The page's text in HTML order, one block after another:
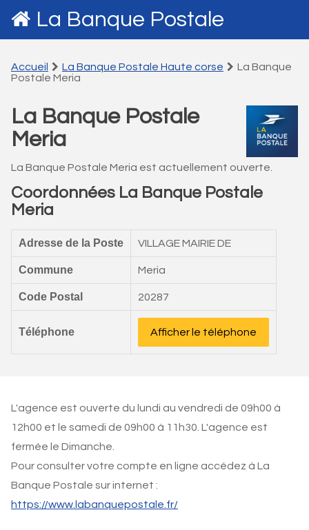
La Banque Postale
Accueil La Banque Postale Haute corse
La Banque
Postale Meria
La Banque Postale
Meria
La Banque Postale Meria est actuellement ouverte.
Coordonnées La Banque Postale
Meria
Adresse de la Poste VILLAGE MAIRIE DE
Commune Meria
Code Postal 20287
Téléphone Afficher le téléphone
L'agence est ouverte du lundi au vendredi de 09h00 à
12h00 et le samedi de 09h00 à 11h30. L'agence est
fermée le Dimanche.
Pour consulter votre compte en ligne accédez à La
Banque Postale sur internet :
https://www.labanquepostale.fr/